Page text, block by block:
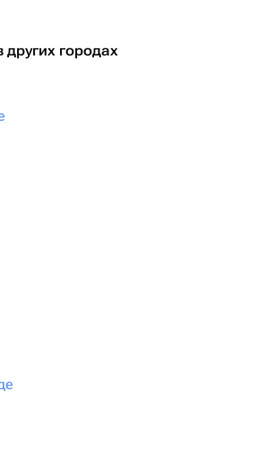
других городах